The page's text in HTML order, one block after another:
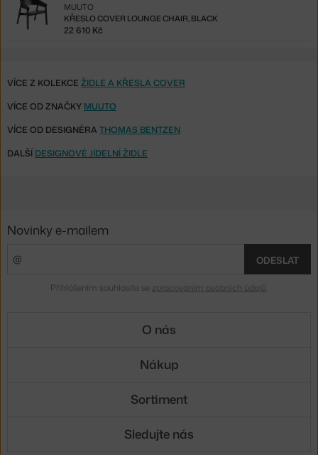
KŘESLO COVER LOUNGE CHAIR, BLACK
MUUTO
22 610 Kč
VÍCE Z KOLEKCE ŽIDLE A KŘESLA COVER
VÍCE OD ZNAČKY MUUTO
VÍCE OD DESIGNÉRA THOMAS BENTZEN
DALŠÍ DESIGNOVÉ JÍDELNÍ ŽIDLE
Novinky e-mailem
ODESLAT
Přihlášením souhlasíte se zpracováním osobních údajů
O nás
Nákup
Sortiment
Sledujte nás